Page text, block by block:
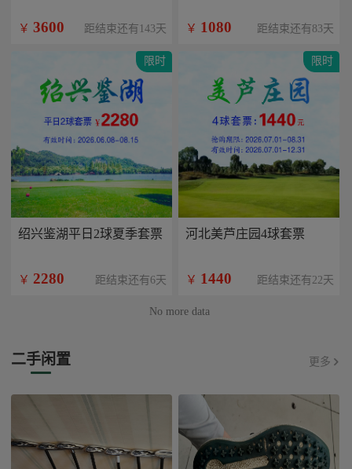
￥ 3600 距结束还有143天 ￥ 1080 距结束还有83天
限时
绍兴鉴湖平日2球夏季套票
￥ 2280 距结束还有6天
限时
河北美芦庄园4球套票
￥ 1440 距结束还有22天
No more data
二手闲置 更多